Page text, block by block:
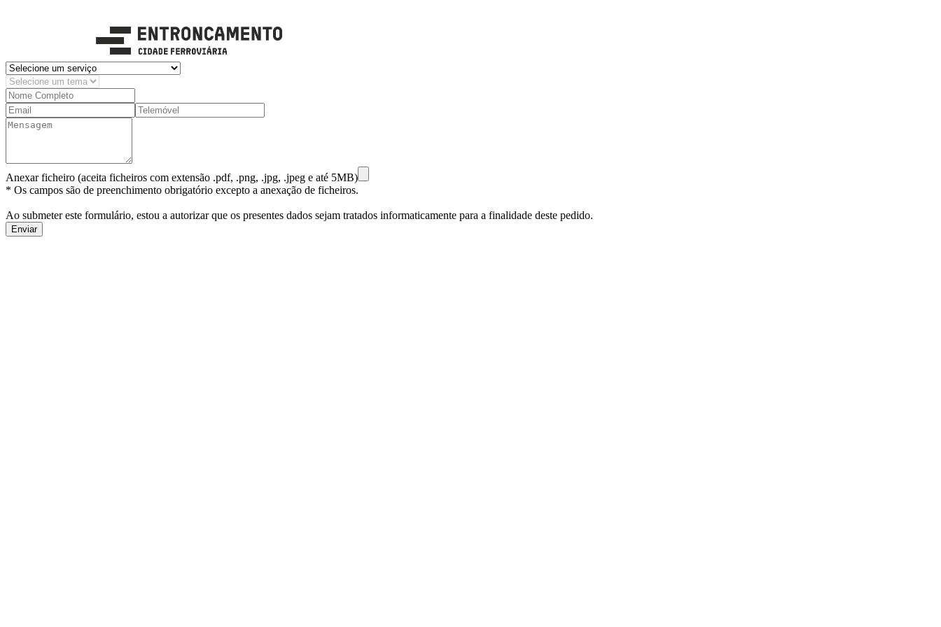
Anexar ficheiro (aceita ficheiros com extensão .pdf, .png, .jpg, .jpeg e até 5MB)
* Os campos são de preenchimento obrigatório excepto a anexação de ficheiros.
Ao submeter este formulário, estou a autorizar que os presentes dados sejam tratados informaticamente para a finalidade deste pedido.
Enviar